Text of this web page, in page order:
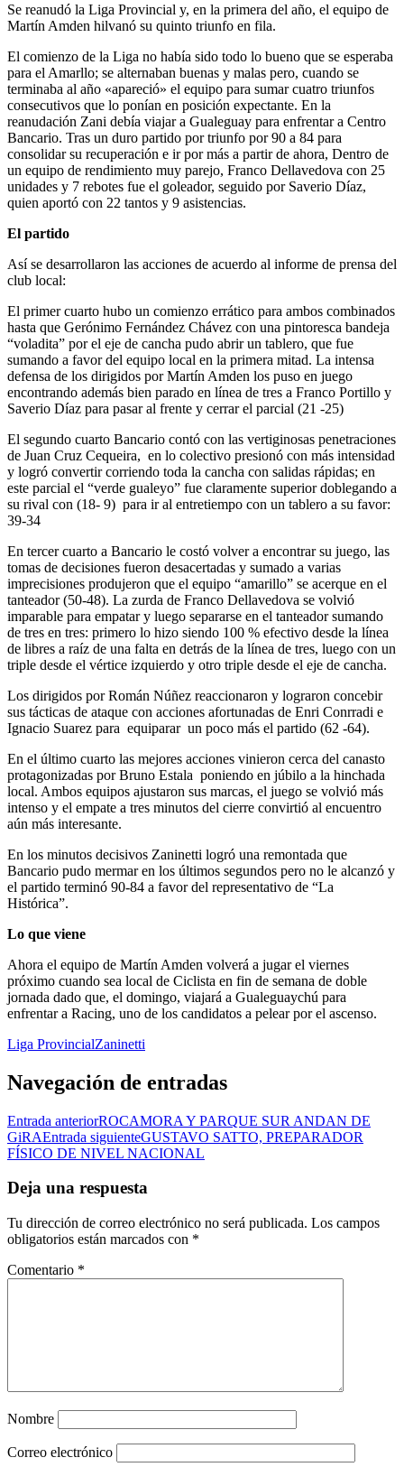
Se reanudó la Liga Provincial y, en la primera del año, el equipo de
Martín Amden hilvanó su quinto triunfo en fila.
El comienzo de la Liga no había sido todo lo bueno que se esperaba
para el Amarllo; se alternaban buenas y malas pero, cuando se
terminaba al año «apareció» el equipo para sumar cuatro triunfos
consecutivos que lo ponían en posición expectante. En la
reanudación Zani debía viajar a Gualeguay para enfrentar a Centro
Bancario. Tras un duro partido por triunfo por 90 a 84 para
consolidar su recuperación e ir por más a partir de ahora, Dentro de
un equipo de rendimiento muy parejo, Franco Dellavedova con 25
unidades y 7 rebotes fue el goleador, seguido por Saverio Díaz,
quien aportó con 22 tantos y 9 asistencias.
El partido
Así se desarrollaron las acciones de acuerdo al informe de prensa del
club local:
El primer cuarto hubo un comienzo errático para ambos combinados
hasta que Gerónimo Fernández Chávez con una pintoresca bandeja
“voladita” por el eje de cancha pudo abrir un tablero, que fue
sumando a favor del equipo local en la primera mitad. La intensa
defensa de los dirigidos por Martín Amden los puso en juego
encontrando además bien parado en línea de tres a Franco Portillo y
Saverio Díaz para pasar al frente y cerrar el parcial (21 -25)
El segundo cuarto Bancario contó con las vertiginosas penetraciones
de Juan Cruz Cequeira, en lo colectivo presionó con más intensidad
y logró convertir corriendo toda la cancha con salidas rápidas; en
este parcial el “verde gualeyo” fue claramente superior doblegando a
su rival con (18- 9) para ir al entretiempo con un tablero a su favor:
39-34
En tercer cuarto a Bancario le costó volver a encontrar su juego, las
tomas de decisiones fueron desacertadas y sumado a varias
imprecisiones produjeron que el equipo “amarillo” se acerque en el
tanteador (50-48). La zurda de Franco Dellavedova se volvió
imparable para empatar y luego separarse en el tanteador sumando
de tres en tres: primero lo hizo siendo 100 % efectivo desde la línea
de libres a raíz de una falta en detrás de la línea de tres, luego con un
triple desde el vértice izquierdo y otro triple desde el eje de cancha.
Los dirigidos por Román Núñez reaccionaron y lograron concebir
sus tácticas de ataque con acciones afortunadas de Enri Conrradi e
Ignacio Suarez para equiparar un poco más el partido (62 -64).
En el último cuarto las mejores acciones vinieron cerca del canasto
protagonizadas por Bruno Estala poniendo en júbilo a la hinchada
local. Ambos equipos ajustaron sus marcas, el juego se volvió más
intenso y el empate a tres minutos del cierre convirtió al encuentro
aún más interesante.
En los minutos decisivos Zaninetti logró una remontada que
Bancario pudo mermar en los últimos segundos pero no le alcanzó y
el partido terminó 90-84 a favor del representativo de “La
Histórica”.
Lo que viene
Ahora el equipo de Martín Amden volverá a jugar el viernes
próximo cuando sea local de Ciclista en fin de semana de doble
jornada dado que, el domingo, viajará a Gualeguaychú para
enfrentar a Racing, uno de los candidatos a pelear por el ascenso.
Liga ProvincialZaninetti
Navegación de entradas
Entrada anteriorROCAMORA Y PARQUE SUR ANDAN DE
GiRAEntrada siguienteGUSTAVO SATTO, PREPARADOR
FÍSICO DE NIVEL NACIONAL
Deja una respuesta
Tu dirección de correo electrónico no será publicada. Los campos
obligatorios están marcados con *
Comentario *
Nombre
Correo electrónico